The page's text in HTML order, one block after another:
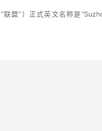
盟”）正式英文名称是